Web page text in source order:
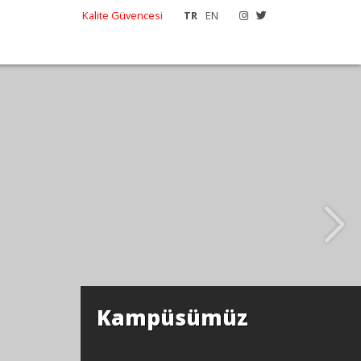
TR EN
Kalite Güvencesi